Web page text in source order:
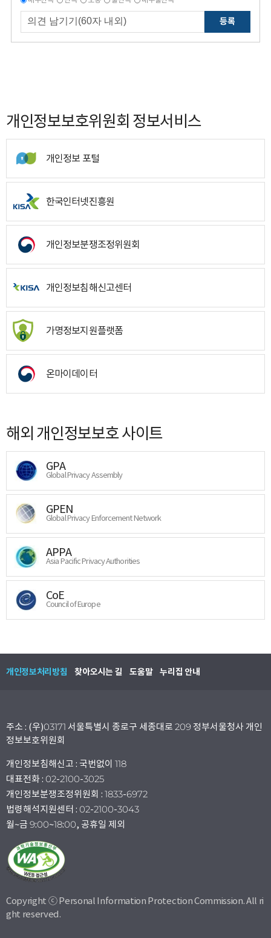
등록
개인정보보호위원회 정보서비스
개인정보 포털
한국인터넷진흥원
개인정보분쟁조정위원회
개인정보침해신고센터
가명정보지원플랫폼
온마이데이터
해외 개인정보보호 사이트
GPA
Global Privacy Assembly
GPEN
Global Privacy Enforcement Network
APPA
Asia Pacific Privacy Authorities
CoE
Council of Europe
개인정보처리방침 찾아오시는 길 도움말 누리집 안내
주소 : (우)03171 서울특별시 종로구 세종대로 209 정부서울청사 개인
정보보호위원회
개인정보침해신고 : 국번없이 118
대표전화 : 02-2100-3025
개인정보분쟁조정위원회 : 1833-6972
법령해석지원센터 : 02-2100-3043
월~금 9:00~18:00, 공휴일 제외
Copyright ⓒ Personal Information Protection Commission. All ri
ght reserved.